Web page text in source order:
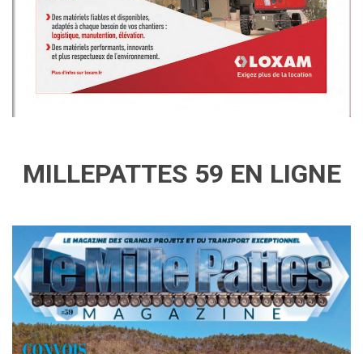
MILLEPATTES 59 EN LIGNE